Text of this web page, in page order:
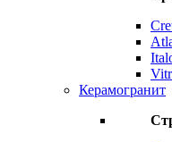
Керамогранит